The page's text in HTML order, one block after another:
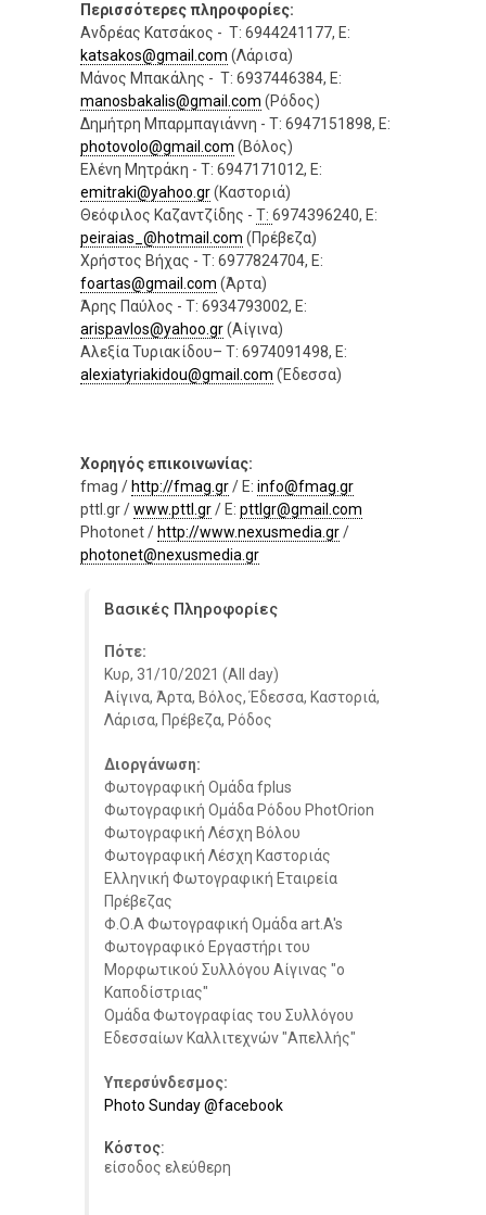
Περισσότερες πληροφορίες:
Ανδρέας Κατσάκος - Τ: 6944241177, E:
katsakos@gmail.com (Λάρισα)
Μάνος Μπακάλης - Τ: 6937446384, Ε:
manosbakalis@gmail.com (Ρόδος)
Δημήτρη Μπαρμπαγιάννη - T: 6947151898, E:
photovolo@gmail.com (Βόλος)
Ελένη Μητράκη - T: 6947171012, E:
emitraki@yahoo.gr(Καστοριά)
Θεόφιλος Καζαντζίδης - T: 6974396240, E:
peiraias_@hotmail.com (Πρέβεζα)
Χρήστος Βήχας - T: 6977824704, E:
foartas@gmail.com (Άρτα)
Άρης Παύλος - T: 6934793002, E:
arispavlos@yahoo.gr(Αίγινα)
Αλεξία Τυριακίδου– Τ: 6974091498, E:
alexiatyriakidou@gmail.com (Έδεσσα)
Χορηγός επικοινωνίας:
fmag /http://fmag.gr/ E: info@fmag.gr
pttl.gr /www.pttl.gr/ E: pttlgr@gmail.com
Photonet /http://www.nexusmedia.gr/
photonet@nexusmedia.gr
Βασικές Πληροφορίες
Πότε:
Κυρ, 31/10/2021 (All day)
Αίγινα, Άρτα, Βόλος, Έδεσσα, Καστοριά,
Λάρισα, Πρέβεζα, Ρόδος
Διοργάνωση:
Φωτογραφική Ομάδα fplus
Φωτογραφική Ομάδα Ρόδου PhotOrion
Φωτογραφική Λέσχη Βόλου
Φωτογραφική Λέσχη Καστοριάς
Ελληνική Φωτογραφική Εταιρεία
Πρέβεζας
Φ.Ο.Α Φωτογραφική Ομάδα art.A's
Φωτογραφικό Εργαστήρι του
Μορφωτικού Συλλόγου Αίγινας "ο
Καποδίστριας"
Ομάδα Φωτογραφίας του Συλλόγου
Εδεσσαίων Καλλιτεχνών "Απελλής"
Υπερσύνδεσμος:
Photo Sunday @facebook
Κόστος:
είσοδος ελεύθερη